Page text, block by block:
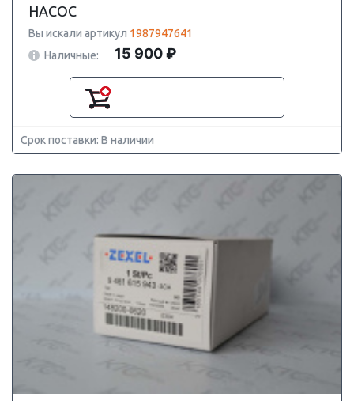
НАСОС
Вы искали артикул 1987947641
Наличные:
15 900 ₽
Срок поставки: В наличии